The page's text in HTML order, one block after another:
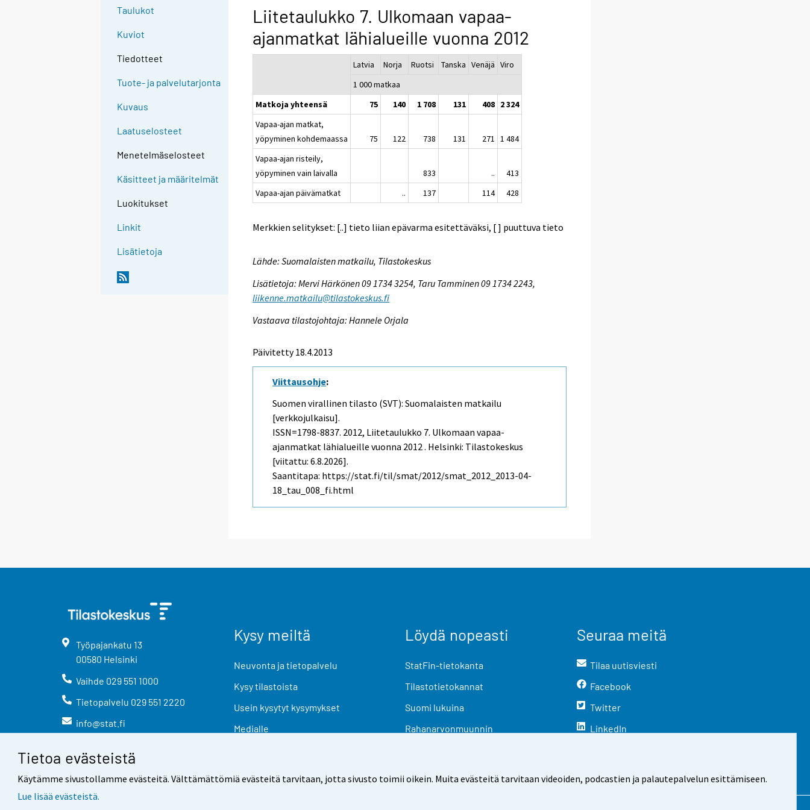
Tietoa evästeistä
Käytämme sivustollamme evästeitä. Välttämättömiä evästeitä tarvitaan, jotta sivusto toimii oikein. Muita evästeitä tarvitaan videoiden, podcastien ja palautepalvelun esittämiseen.
Lue lisää evästeistä.
Taulukot
Kuviot
Tiedotteet
Tuote- ja palvelutarjonta
Kuvaus
Laatuselosteet
Menetelmäselosteet
Käsitteet ja määritelmät
Luokitukset
Linkit
Lisätietoja
Liitetaulukko 7. Ulkomaan vapaa-
ajanmatkat lähialueille vuonna 2012
Latvia Norja Ruotsi Tanska Venäjä Viro
1 000 matkaa
Matkoja yhteensä
75 140 1 708 131 408 2 324
Vapaa-ajan matkat,
yöpyminen kohdemaassa
75 122 738 131 271 1 484
Vapaa-ajan risteily,
yöpyminen vain laivalla
833 ..
413
Vapaa-ajan päivämatkat
.. 137 114 428
Merkkien selitykset: [..] tieto liian epävarma esitettäväksi, [ ] puuttuva tieto
Lähde: Suomalaisten matkailu, Tilastokeskus
Lisätietoja: Mervi Härkönen 09 1734 3254, Taru Tamminen 09 1734 2243,
liikenne.matkailu@tilastokeskus.fi
Vastaava tilastojohtaja: Hannele Orjala
Päivitetty 18.4.2013
Viittausohje:
Suomen virallinen tilasto (SVT): Suomalaisten matkailu
[verkkojulkaisu].
ISSN=1798-8837. 2012, Liitetaulukko 7. Ulkomaan vapaa-
ajanmatkat lähialueille vuonna 2012 . Helsinki: Tilastokeskus
[viitattu: 6.8.2026].
Saantitapa: https://stat.fi/til/smat/2012/smat_2012_2013-04-
18_tau_008_fi.html
Työpajankatu 13
00580 Helsinki
Vaihde 029 551 1000
Tietopalvelu 029 551 2220
info@stat.fi
Kysy meiltä
Neuvonta ja tietopalvelu
Kysy tilastoista
Usein kysytyt kysymykset
Medialle
Löydä nopeasti
StatFin-tietokanta
Tilastotietokannat
Suomi lukuina
Rahanarvonmuunnin
Seuraa meitä
Tilaa uutisviesti
Facebook
Twitter
LinkedIn